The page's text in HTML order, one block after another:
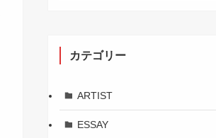
カテゴリー
ARTIST
ESSAY